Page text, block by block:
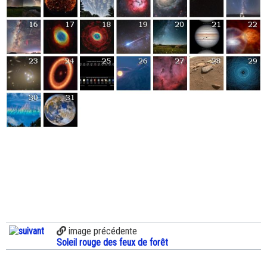
image précédente
Soleil rouge des feux de forêt